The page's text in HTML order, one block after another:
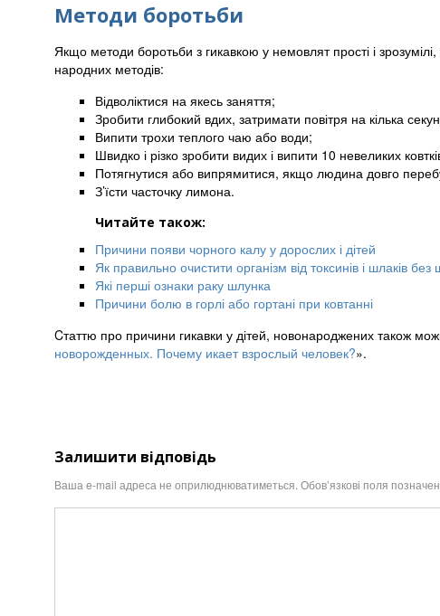
Методи боротьби
Якщо методи боротьби з гикавкою у немовлят прості і
народних методів:
Відволіктися на якесь заняття;
Зробити глибокий вдих, затримати повітря на кілька
Випити трохи теплого чаю або води;
Швидко і різко зробити видих і випити 10 невеликих
Потягнутися або випрямитися, якщо людина довго
З’їсти часточку лимона.
Читайте також:
Причини появи чорного калу у дорослих і дітей
Як правильно очистити організм від токсинів і шлаків
Які перші ознаки раку шлунка
Причини болю в горлі або гортані при ковтанні
Cтаттю про причини гикавки у дітей, новонароджених також
новорожденных. Почему икает взрослый человек?».
Залишити відповідь
Ваша e-mail адреса не оприлюднюватиметься. Обов’язкові поля